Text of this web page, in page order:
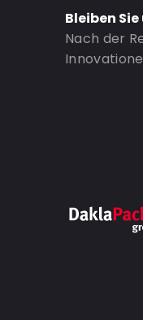
Road Transport: Ja
Net Weight: 430
Bestell-ID: 430044
Bleiben
Nach der